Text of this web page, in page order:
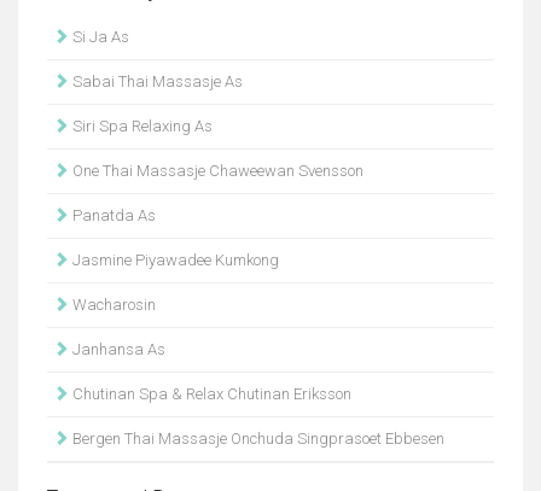
Si Ja As
Sabai Thai Massasje As
Siri Spa Relaxing As
One Thai Massasje Chaweewan Svensson
Panatda As
Jasmine Piyawadee Kumkong
Wacharosin
Janhansa As
Chutinan Spa & Relax Chutinan Eriksson
Bergen Thai Massasje Onchuda Singprasoet Ebbesen